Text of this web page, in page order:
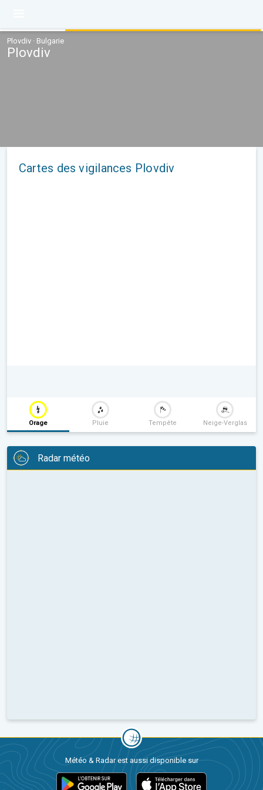
Plovdiv · Bulgarie
Plovdiv
Cartes des vigilances Plovdiv
Orage Pluie Tempête Neige-Verglas
Radar météo
Météo & Radar est aussi disponible sur